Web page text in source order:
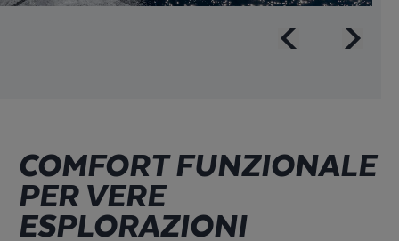
COMFORT FUNZIONALE
PER VERE
ESPLORAZIONI